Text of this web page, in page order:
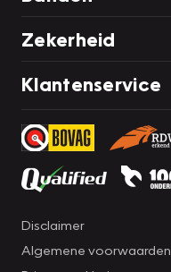
Zekerheid
Klantenservice
Disclaimer
Algemene voorwaarden